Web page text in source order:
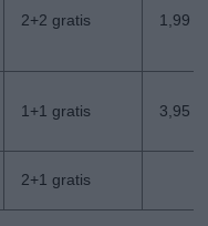
2+2 gratis 1,99
1+1 gratis 3,95
2+1 gratis